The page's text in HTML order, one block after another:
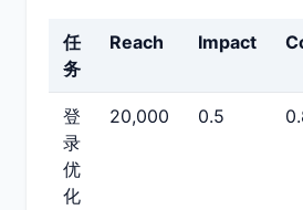
任
务
Reach Impact
登
录
优
化
20,000 0.5